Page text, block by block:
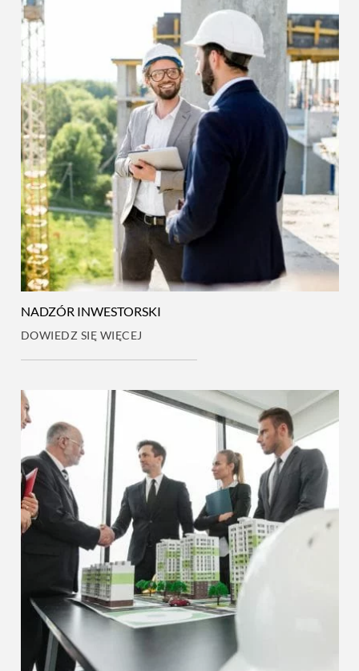
NADZÓR INWESTORSKI
DOWIEDZ SIĘ WIĘCEJ